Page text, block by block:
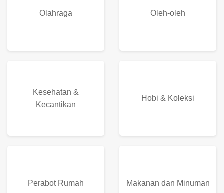
Olahraga Oleh-oleh
Kesehatan &
Kecantikan
Hobi & Koleksi
Perabot Rumah Makanan dan Minuman